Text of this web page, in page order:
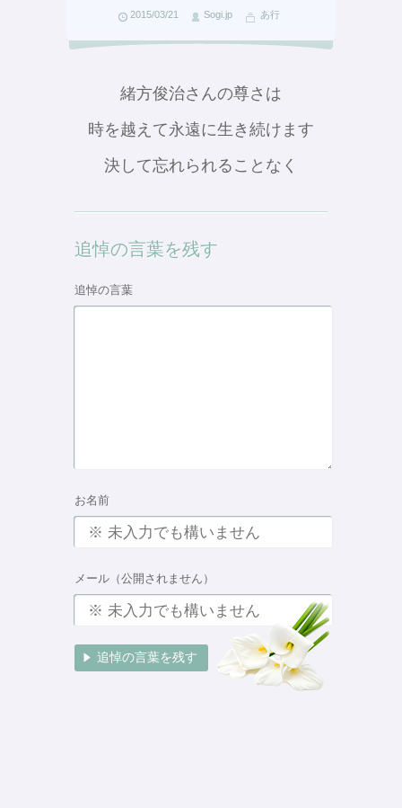
2015/03/21 Sogi.jp あ行
緒方俊治さんの尊さは
時を越えて永遠に生き続けます
決して忘れられることなく
追悼の言葉を残す
追悼の言葉
お名前
メール（公開されません）